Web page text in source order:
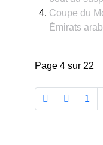
Coupe du
Émirats
Page 4 sur 22
1